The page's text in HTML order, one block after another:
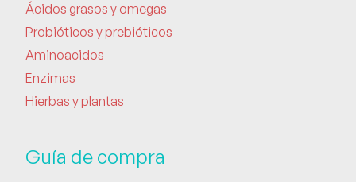
Ácidos grasos y omegas
Probióticos y prebióticos
Aminoacidos
Enzimas
Hierbas y plantas
Guía de compra